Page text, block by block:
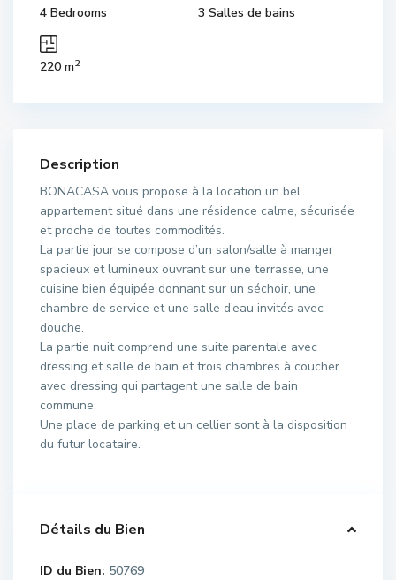
4 Bedrooms 3 Salles de bains
220 m2
Description
BONACASA vous propose à la location un bel
appartement situé dans une résidence calme, sécurisée
et proche de toutes commodités.
La partie jour se compose d’un salon/salle à manger
spacieux et lumineux ouvrant sur une terrasse, une
cuisine bien équipée donnant sur un séchoir, une
chambre de service et une salle d’eau invités avec
douche.
La partie nuit comprend une suite parentale avec
dressing et salle de bain et trois chambres à coucher
avec dressing qui partagent une salle de bain
commune.
Une place de parking et un cellier sont à la disposition
du futur locataire.
Détails du Bien
ID du Bien: 50769